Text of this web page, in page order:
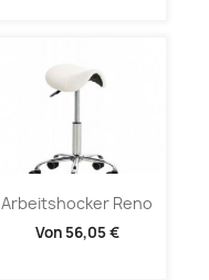
Arbeitshocker Reno
Von 56,05 €